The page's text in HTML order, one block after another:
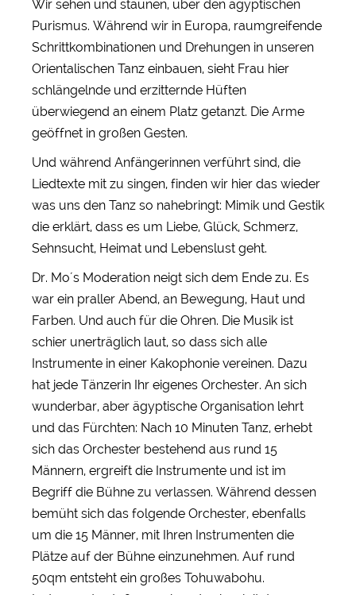
Wir sehen und staunen, über den ägyptischen
Purismus. Während wir in Europa, raumgreifende
Schrittkombinationen und Drehungen in unseren
Orientalischen Tanz einbauen, sieht Frau hier
schlängelnde und erzitternde Hüften
überwiegend an einem Platz getanzt. Die Arme
geöffnet in großen Gesten.
Und während Anfängerinnen verführt sind, die
Liedtexte mit zu singen, finden wir hier das wieder
was uns den Tanz so nahebringt: Mimik und Gestik
die erklärt, dass es um Liebe, Glück, Schmerz,
Sehnsucht, Heimat und Lebenslust geht.
Dr. Mo´s Moderation neigt sich dem Ende zu. Es
war ein praller Abend, an Bewegung, Haut und
Farben. Und auch für die Ohren. Die Musik ist
schier unerträglich laut, so dass sich alle
Instrumente in einer Kakophonie vereinen. Dazu
hat jede Tänzerin Ihr eigenes Orchester. An sich
wunderbar, aber ägyptische Organisation lehrt
und das Fürchten: Nach 10 Minuten Tanz, erhebt
sich das Orchester bestehend aus rund 15
Männern, ergreift die Instrumente und ist im
Begriff die Bühne zu verlassen. Während dessen
bemüht sich das folgende Orchester, ebenfalls
um die 15 Männer, mit Ihren Instrumenten die
Plätze auf der Bühne einzunehmen. Auf rund
50qm entsteht ein großes Tohuwabohu.